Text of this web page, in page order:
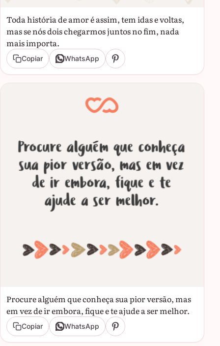
Toda história de amor é assim, tem idas e voltas,
mas se nós dois chegarmos juntos no fim, nada
mais importa.
Copiar WhatsApp
Procure alguém que conheça sua pior versão, mas
em vez de ir embora, fique e te ajude a ser melhor.
Copiar WhatsApp